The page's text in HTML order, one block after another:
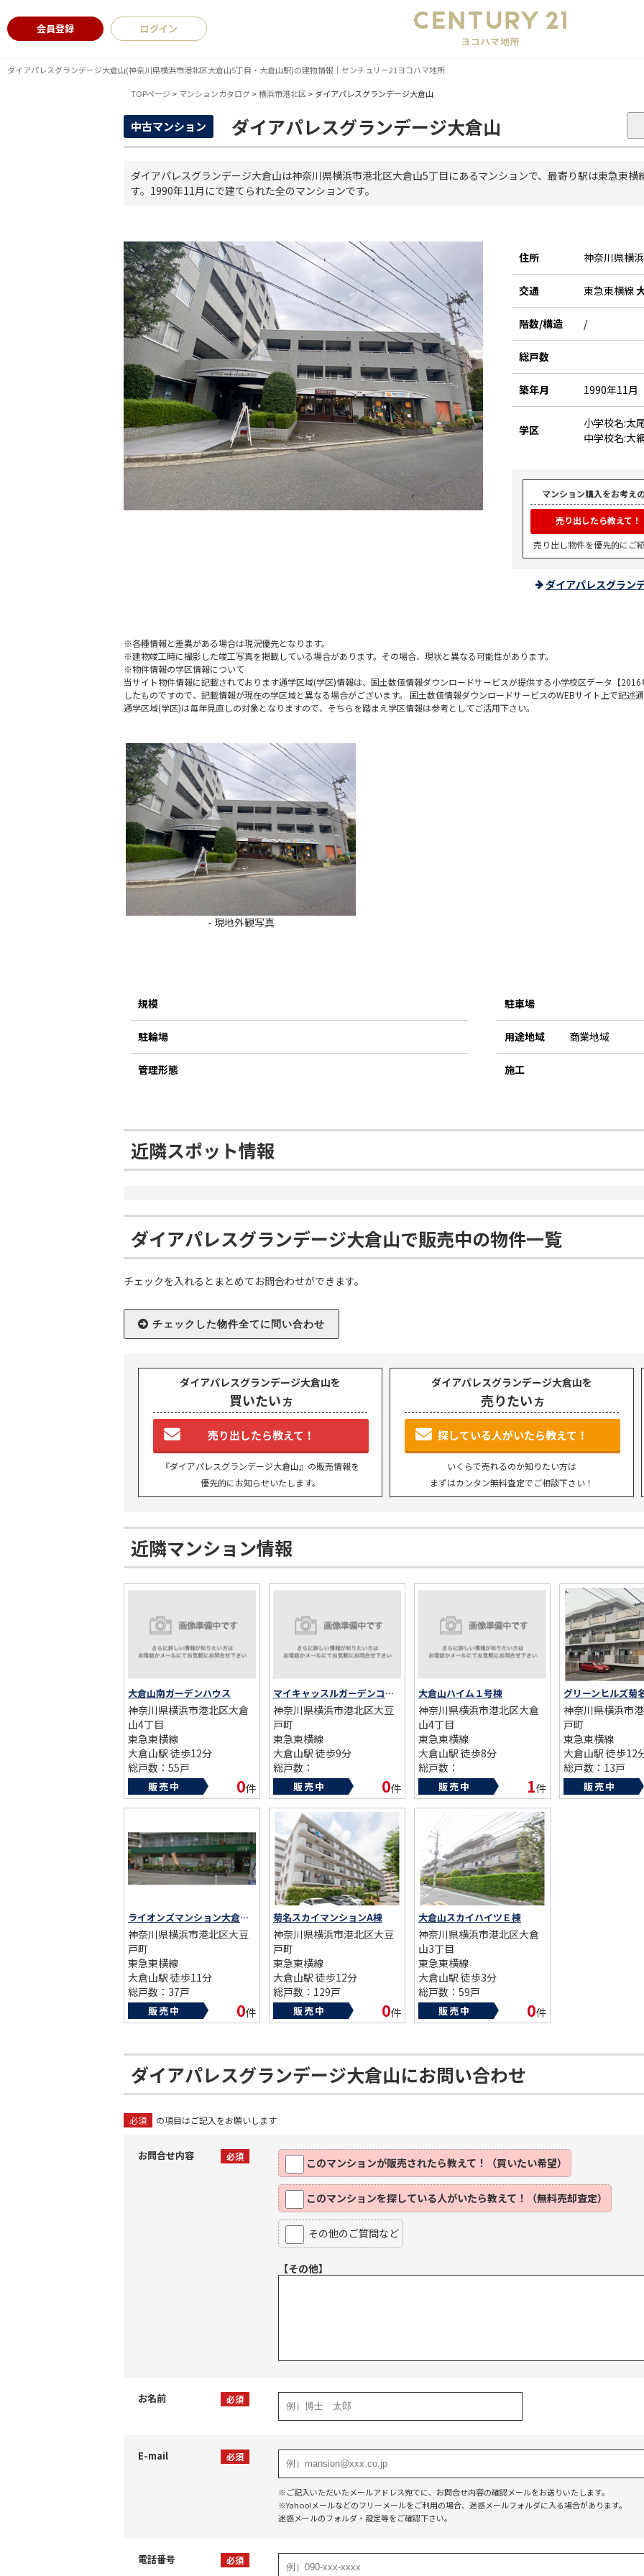
ダイアパレスグランデージ大倉山(神奈川県横浜市港北区大倉山5丁目・大倉山駅)の建物情報｜センチュリー21ヨコハマ地所
会員登録 ログイン
TOP
トップページ
SEARCH
新横浜のマン
BUY
買いたい
SALE
売りたい
RENT LEASE BACK
INHERITANCE COMPANY
会社概要
スタッフ紹介
RECRUIT
採用情報
CONTACT
お問い合わせ
TOPページ > マンションカタログ>横浜市港北区> ダイアパレスグランデージ大倉山
中古マンション ダイアパレスグランデージ大倉山
ダイアパレスグランデージ大倉山は神奈川県横浜市港北区大倉山5丁目にあるマンションで、最寄り駅は東急東
す。1990年11月にで建てられた全のマンションです。
住所 神奈川県横
交通 東急東横線
階数/構造 /
総戸数
築年月 1990年11月
学区
小学校名:太
中学校名:大
マンション購入をお考え
売り出したら教えて！
売り出し物件を優先的にご
ダイアパレスグラン
※各種情報と差異がある場合は現況優先となります。
※建物竣工時に撮影した竣工写真を掲載している場合があります。その場合、現状と異なる可能性があります。
※物件情報の学区情報について
当サイト物件情報に記載されております通学区域(学区)情報は、国土数値情報ダウンロードサービスが提供する小学校区データ【
したものですので、記載情報が現在の学区域と異なる場合がございます。 国土数値情報ダウンロードサービスのWEBサイト上で記述
通学区域(学区)は毎年見直しの対象となりますので、そちらを踏まえ学区情報は参考としてご活用下さい。
- 現地外観写真
規模
駐輪場
管理形態
駐車場
用途地域 商業地域
施工
近隣スポット情報
ダイアパレスグランデージ大倉山で販売中の物件一覧
チェックを入れるとまとめてお問合わせができます。
ダイアパレスグランデージ大倉山を
買いたい 方
売り出したら教えて！
『ダイアパレスグランデージ大倉山』の販売情報を
優先的にお知らせいたします。
ダイアパレスグランデージ大倉山を
売りたい 方
探している人がいたら教えて！
いくらで売れるのか知りたい方は
まずはカンタン無料査定でご相談下さい！
近隣マンション情報
大倉山南ガーデンハウス
神奈川県横浜市港北区大倉
山4丁目
東急東横線
大倉山駅 徒歩12分
総戸数：55戸
築年数：2002年
販売中 0件
マイキャッスルガーデンコート大倉山
神奈川県横浜市港北区大豆
戸町
東急東横線
大倉山駅 徒歩9分
総戸数：
築年数：2002年
販売中 0件
大倉山ハイム１号棟
神奈川県横浜市港北区大倉
山4丁目
東急東横線
大倉山駅 徒歩8分
総戸数：
築年数：1973年
販売中 1件
グリーンヒルズ菊
神奈川県横浜市
戸町
東急東横線
大倉山駅 徒歩12
総戸数：13戸
築年数：1991年
販売中
ライオンズマンション大倉山第六
神奈川県横浜市港北区大豆
戸町
東急東横線
大倉山駅 徒歩11分
総戸数：37戸
築年数：1985年
販売中 0件
菊名スカイマンションA棟
神奈川県横浜市港北区大豆
戸町
東急東横線
大倉山駅 徒歩12分
総戸数：129戸
築年数：1983年
販売中 0件
大倉山スカイハイツＥ棟
神奈川県横浜市港北区大倉
山3丁目
東急東横線
大倉山駅 徒歩3分
総戸数：59戸
築年数：1978年
販売中 0件
ダイアパレスグランデージ大倉山にお問い合わせ
必須 の項目はご記入をお願いします
お問合せ内容 必須 このマンションが販売されたら教えて！（買いたい希望）
このマンションを探している人がいたら教えて！（無料売却査定）
その他のご質問など
【その他】
お名前 必須
E-mail 必須
※ご記入いただいたメールアドレス宛てに、お問合せ内容の確認メールをお送りいたします。
※Yahoo!メールなどのフリーメールをご利用の場合、迷惑メールフォルダに入る場合があります。
迷惑メールのフォルダ・設定等をご確認下さい。
電話番号 必須